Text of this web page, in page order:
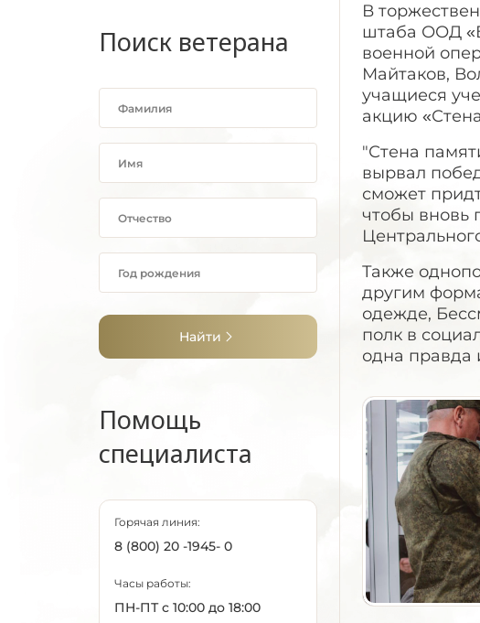
Поиск ветерана
Найти
Помощь
специалиста
Горячая линия:
8 (800) 20 -1945- 0
Часы работы:
ПН-ПТ с 10:00 до 18:00
В
штаба ООД
военной
Майтаков,
учащиеся
акцию
"Стена
вырвал
сможет
чтобы вновь
Также
другим
одежде,
полк в
одна правда